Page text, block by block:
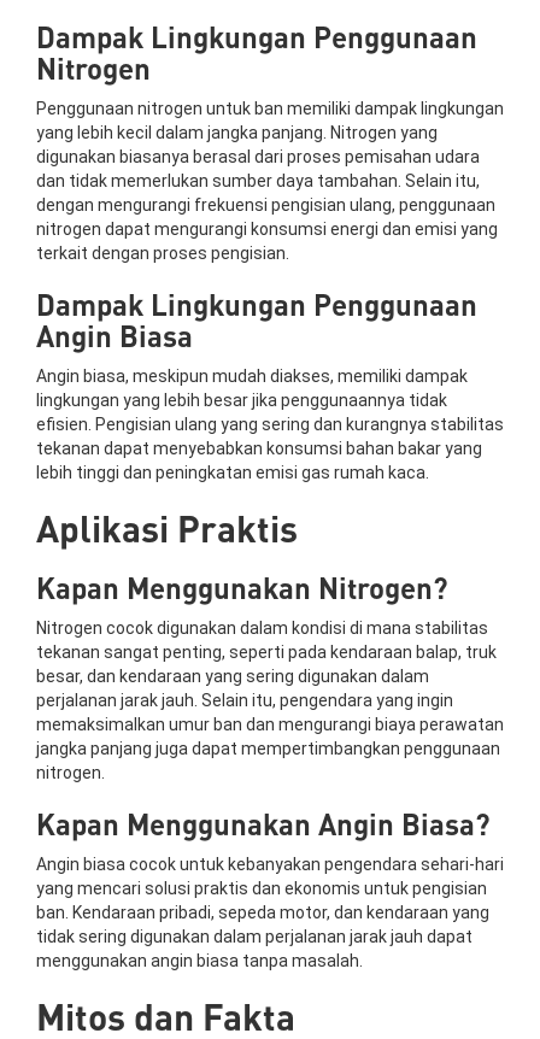
Dampak Lingkungan Penggunaan
Nitrogen
Penggunaan nitrogen untuk ban memiliki dampak lingkungan
yang lebih kecil dalam jangka panjang. Nitrogen yang
digunakan biasanya berasal dari proses pemisahan udara
dan tidak memerlukan sumber daya tambahan. Selain itu,
dengan mengurangi frekuensi pengisian ulang, penggunaan
nitrogen dapat mengurangi konsumsi energi dan emisi yang
terkait dengan proses pengisian.
Dampak Lingkungan Penggunaan
Angin Biasa
Angin biasa, meskipun mudah diakses, memiliki dampak
lingkungan yang lebih besar jika penggunaannya tidak
efisien. Pengisian ulang yang sering dan kurangnya stabilitas
tekanan dapat menyebabkan konsumsi bahan bakar yang
lebih tinggi dan peningkatan emisi gas rumah kaca.
Aplikasi Praktis
Kapan Menggunakan Nitrogen?
Nitrogen cocok digunakan dalam kondisi di mana stabilitas
tekanan sangat penting, seperti pada kendaraan balap, truk
besar, dan kendaraan yang sering digunakan dalam
perjalanan jarak jauh. Selain itu, pengendara yang ingin
memaksimalkan umur ban dan mengurangi biaya perawatan
jangka panjang juga dapat mempertimbangkan penggunaan
nitrogen.
Kapan Menggunakan Angin Biasa?
Angin biasa cocok untuk kebanyakan pengendara sehari-hari
yang mencari solusi praktis dan ekonomis untuk pengisian
ban. Kendaraan pribadi, sepeda motor, dan kendaraan yang
tidak sering digunakan dalam perjalanan jarak jauh dapat
menggunakan angin biasa tanpa masalah.
Mitos dan Fakta